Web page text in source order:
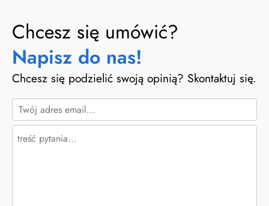
Chcesz się umówić?
Napisz do nas!
Chcesz się podzielić swoją opinią? Skontaktuj się.